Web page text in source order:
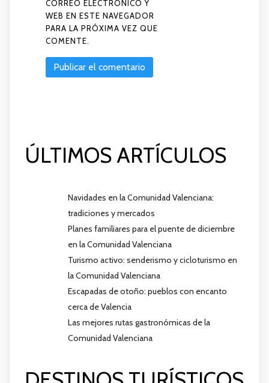
CORREO ELECTRÓNICO Y
WEB EN ESTE NAVEGADOR
PARA LA PRÓXIMA VEZ QUE
COMENTE.
ÚLTIMOS ARTÍCULOS
Navidades en la Comunidad Valenciana:
tradiciones y mercados
Planes familiares para el puente de diciembre
en la Comunidad Valenciana
Turismo activo: senderismo y cicloturismo en
la Comunidad Valenciana
Escapadas de otoño: pueblos con encanto
cerca de Valencia
Las mejores rutas gastronómicas de la
Comunidad Valenciana